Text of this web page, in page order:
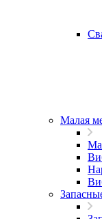
Малая